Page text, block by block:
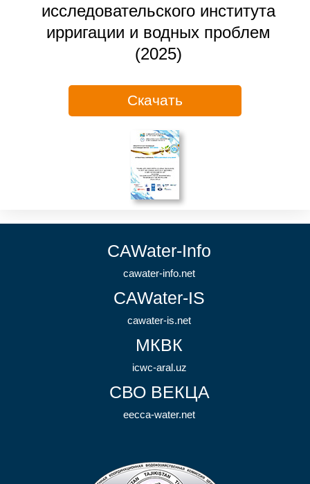
исследовательского института
ирригации и водных проблем
(2025)
Скачать
CAWater-Info
cawater-info.net
CAWater-IS
cawater-is.net
МКВК
icwc-aral.uz
СВО ВЕКЦА
eecca-water.net